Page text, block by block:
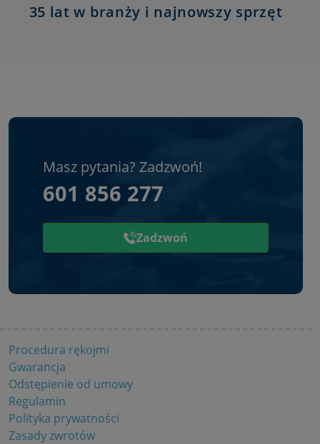
35 lat w branży i najnowszy sprzęt
Masz pytania? Zadzwoń!
601 856 277
Zadzwoń
Procedura rękojmi
Gwarancja
Odstępienie od umowy
Regulamin
Polityka prywatności
Zasady zwrotów